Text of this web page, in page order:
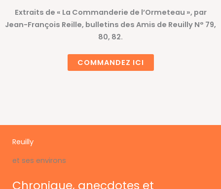
Extraits de « La Commanderie de l’Ormeteau », par
Jean-François Reille, bulletins des Amis de Reuilly N° 79,
80, 82.
COMMANDEZ ICI
Reuilly
et ses environs
Chronique, anecdotes et